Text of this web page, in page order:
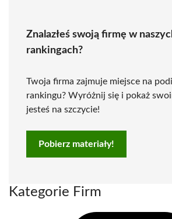
Znalazłeś swoją firmę w
rankingach?
Twoja firma zajmuje miejsce na
rankingu? Wyróżnij się i pokaż
jesteś na szczycie!
Pobierz materiały!
Kategorie Firm